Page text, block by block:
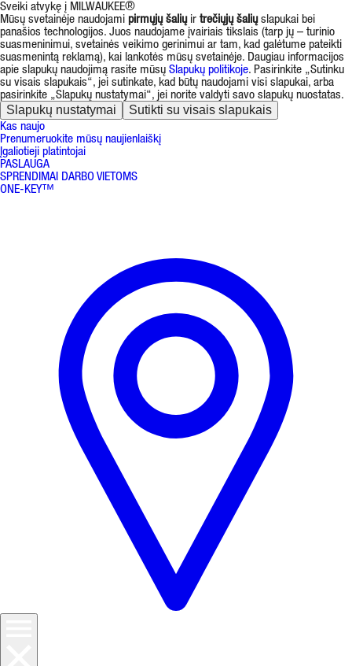
Sveiki atvykę į MILWAUKEE®
Mūsų svetainėje naudojami pirmųjų šaliųir trečiųjų šaliųslapukai bei
panašios technologijos. Juos naudojame įvairiais tikslais (tarp jų – turinio
suasmeninimui, svetainės veikimo gerinimui ar tam, kad galėtume pateikti
suasmenintą reklamą), kai lankotės mūsų svetainėje. Daugiau informacijos
apie slapukų naudojimą rasite mūsų Slapukų politikoje. Pasirinkite „Sutinku
su visais slapukais“, jei sutinkate, kad būtų naudojami visi slapukai, arba
pasirinkite „Slapukų nustatymai“, jei norite valdyti savo slapukų nuostatas.
Slapukų nustatymai Sutikti su visais slapukais
Kas naujo
Prenumeruokite mūsų naujienlaiškį
Įgaliotieji platintojai
PASLAUGA
SPRENDIMAI DARBO VIETOMS
ONE-KEY™